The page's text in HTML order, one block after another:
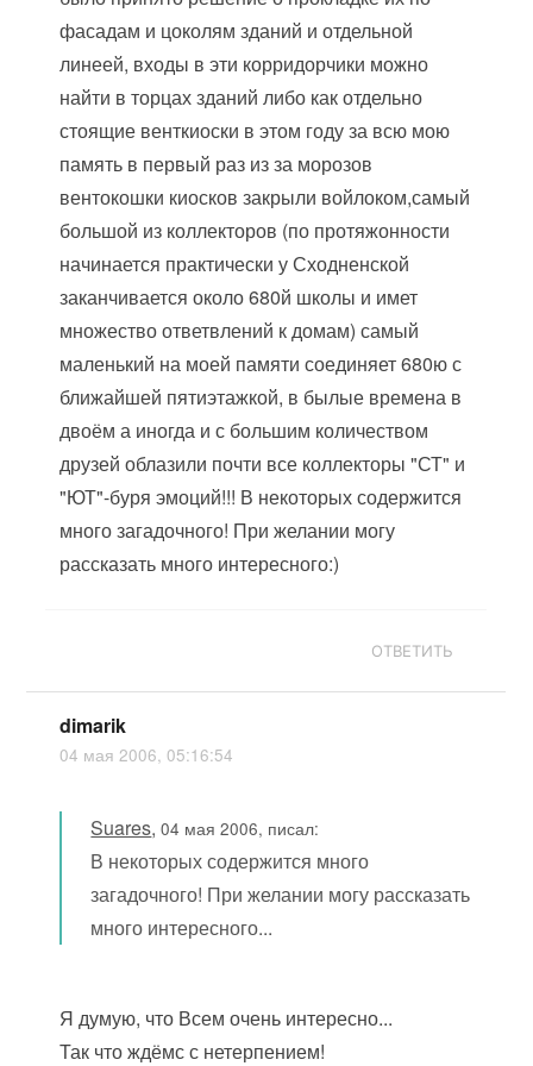
фасадам и цоколям зданий и отдельной
линеей, входы в эти корридорчики можно
найти в торцах зданий либо как отдельно
стоящие венткиоски в этом году за всю мою
память в первый раз из за морозов
вентокошки киосков закрыли войлоком,самый
большой из коллекторов (по протяжонности
начинается практически у Сходненской
заканчивается около 680й школы и имет
множество ответвлений к домам) самый
маленький на моей памяти соединяет 680ю с
ближайшей пятиэтажкой, в былые времена в
двоём а иногда и с большим количеством
друзей облазили почти все коллекторы "СТ" и
"ЮТ"-буря эмоций!!! В некоторых содержится
много загадочного! При желании могу
рассказать много интересного:)
ОТВЕТИТЬ
dimarik
04 мая 2006, 05:16:54
Suares,04 мая 2006, писал:
В некоторых содержится много
загадочного! При желании могу рассказать
много интересного...
Я думую, что Всем очень интересно...
Так что ждёмс с нетерпением!